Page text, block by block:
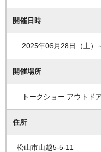
開催日時
2025年06月28日（土）
開催場所
トークショー アウトド
住所
松山市山越5-5-11